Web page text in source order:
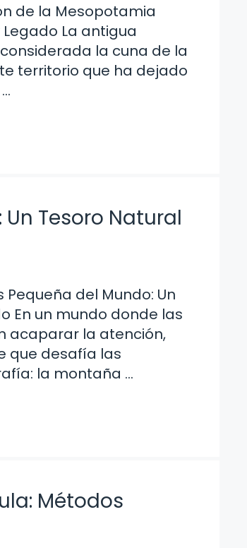
de la Mesopotamia
La antigua
la cuna de la
territorio que ha dejado
Tesoro Natural
del Mundo: Un
En un mundo donde las
acaparar la atención,
que desafía las
la montaña …
Métodos